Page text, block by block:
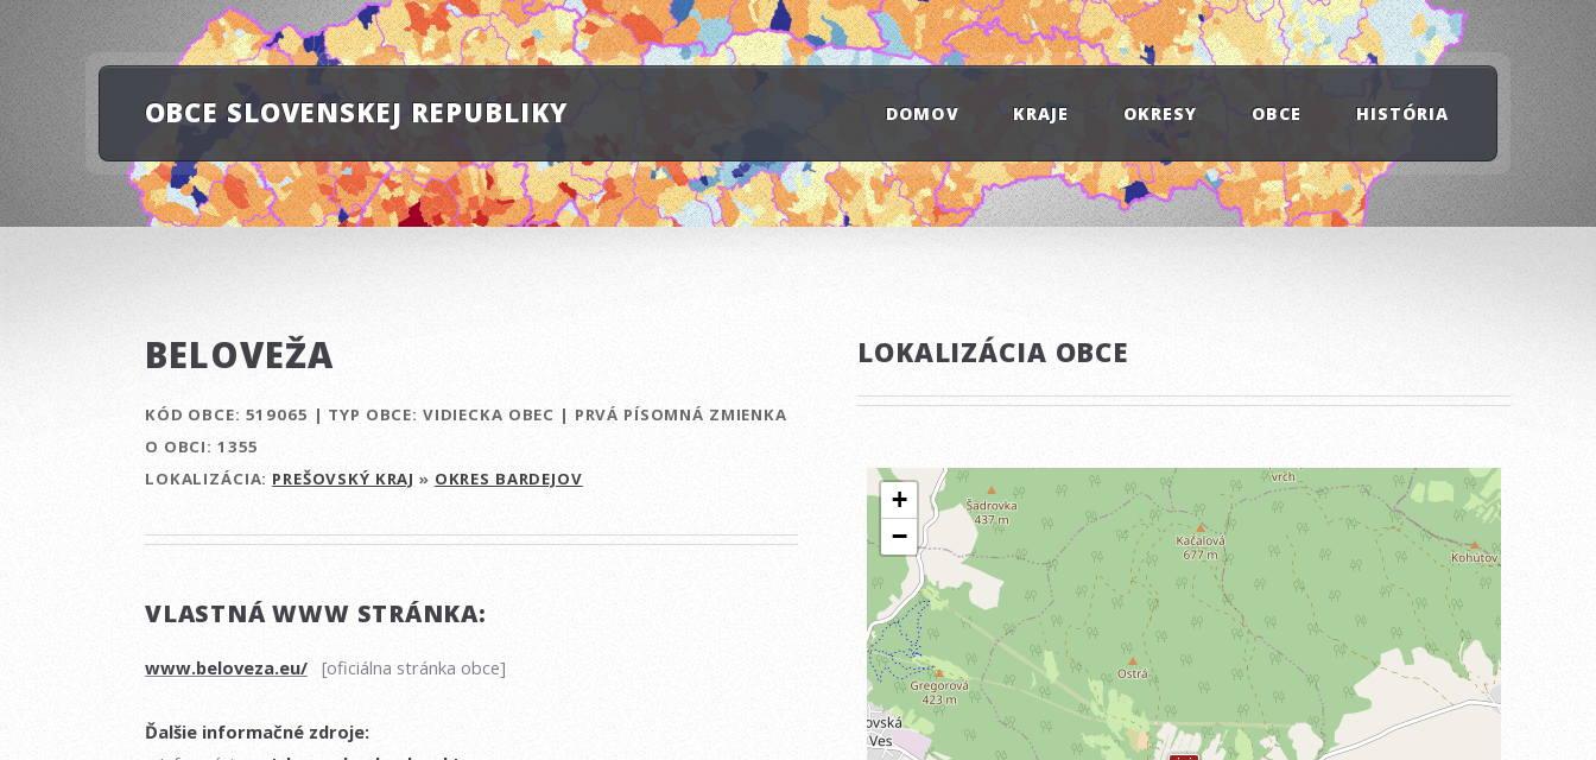
OBCE SLOVENSKEJ REPUBLIKY DOMOV KRAJE OKRESY OBCE HISTÓRIA
BELOVEŽA
KÓD OBCE: 519065 | TYP OBCE: VIDIECKA OBEC | PRVÁ PÍSOMNÁ ZMIENKA
O OBCI: 1355
LOKALIZÁCIA: PREŠOVSKÝ KRAJ » OKRES BARDEJOV
VLASTNÁ WWW STRÁNKA:
www.beloveza.eu/ [oficiálna stránka obce]
Ďalšie informačné zdroje:
LOKALIZÁCIA OBCE